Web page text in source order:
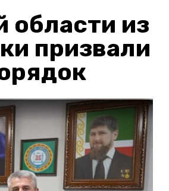
области из
призвали